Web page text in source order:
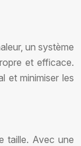
un système
et efficace.
et minimiser les
taille. Avec une